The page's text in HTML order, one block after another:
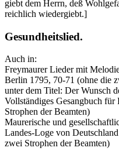
giebt dem Herrn, deß
reichlich wiedergiebt.]
Gesundheitslied.
Auch in:
Freymaurer Lieder mit
Berlin 1795, 70-71 (ohne die
unter dem Titel: Der Wunsch
Vollständiges Gesangbuch
Strophen der Beamten)
Maurerische und
Landes-Loge von
zwei Strophen der Beamten)